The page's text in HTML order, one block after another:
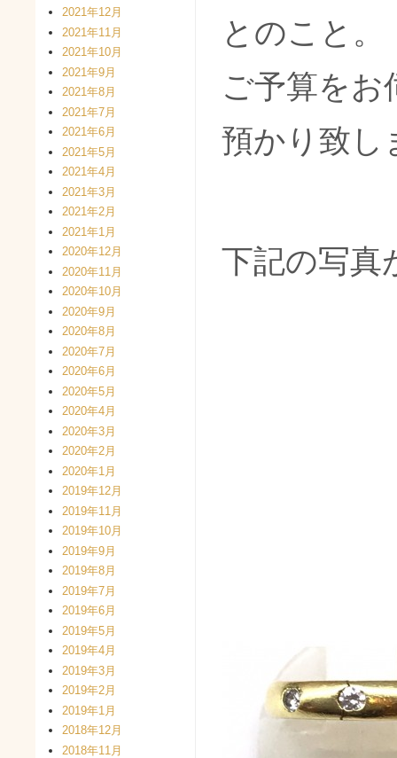
とのこと。
ご予算をお
預かり致し
下記の写真
2021年12月
2021年11月
2021年10月
2021年9月
2021年8月
2021年7月
2021年6月
2021年5月
2021年4月
2021年3月
2021年2月
2021年1月
2020年12月
2020年11月
2020年10月
2020年9月
2020年8月
2020年7月
2020年6月
2020年5月
2020年4月
2020年3月
2020年2月
2020年1月
2019年12月
2019年11月
2019年10月
2019年9月
2019年8月
2019年7月
2019年6月
2019年5月
2019年4月
2019年3月
2019年2月
2019年1月
2018年12月
2018年11月